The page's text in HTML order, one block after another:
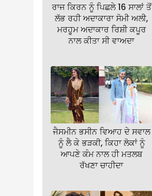
ਰਾਜ ਕਿਰਨ ਨੂੰ ਪਿਛਲੇ 16 ਸਾਲਾਂ ਤੋਂ
ਲੱਭ ਰਹੀ ਅਦਾਕਾਰਾ ਸੋਮੀ ਅਲੀ,
ਮਰਹੂਮ ਅਦਾਕਾਰ ਰਿਸ਼ੀ ਕਪੂਰ
ਨਾਲ ਕੀਤਾ ਸੀ ਵਾਅਦਾ
ਜੈਸਮੀਨ ਭਸੀਨ ਵਿਆਹ ਦੇ ਸਵਾਲ
ਨੂੰ ਲੈ ਕੇ ਭੜਕੀ, ਕਿਹਾ ਲੋਕਾਂ ਨੂੰ
ਆਪਣੇ ਕੰਮ ਨਾਲ ਹੀ ਮਤਲਬ
ਰੱਖਣਾ ਚਾਹੀਦਾ